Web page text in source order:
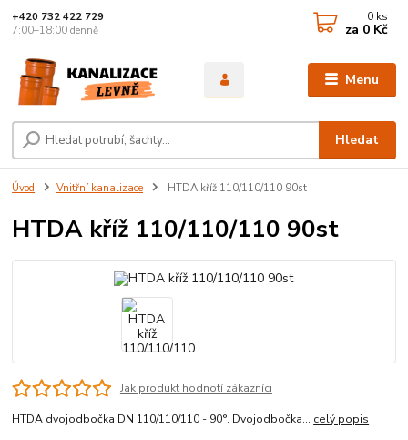
Menu
Hledat
+420 732 422 729
7:00–18:00 denně
0 ks
za 0 Kč
Úvod Vnitřní kanalizace HTDA kříž 110/110/110 90st
HTDA kříž 110/110/110 90st
Jak produkt hodnotí zákazníci
HTDA dvojodbočka DN 110/110/110 - 90°. Dvojodbočka... celý popis